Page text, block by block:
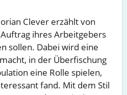
Clever erzählt von
ihres Arbeitgebers
sollen. Dabei wird eine
in der Überfischung
eine Rolle spielen,
fand. Mit dem Stil